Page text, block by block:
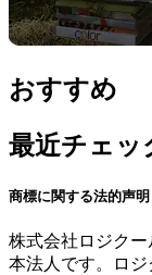
おすすめ
最近チェッ
商標に関する法的声明
株式会社ロジクー
本法人です。ロ